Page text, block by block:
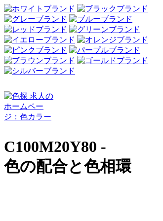
C100M20Y80 -
色の配合と色相環